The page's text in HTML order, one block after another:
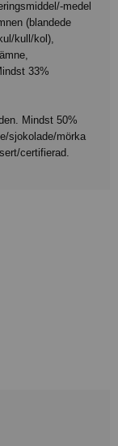
medel
(blandede
kull/kol),
33%
Mindst 50%
sjokolade/mörka
certifierad.